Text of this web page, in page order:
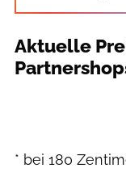
Aktuelle
* bei 180